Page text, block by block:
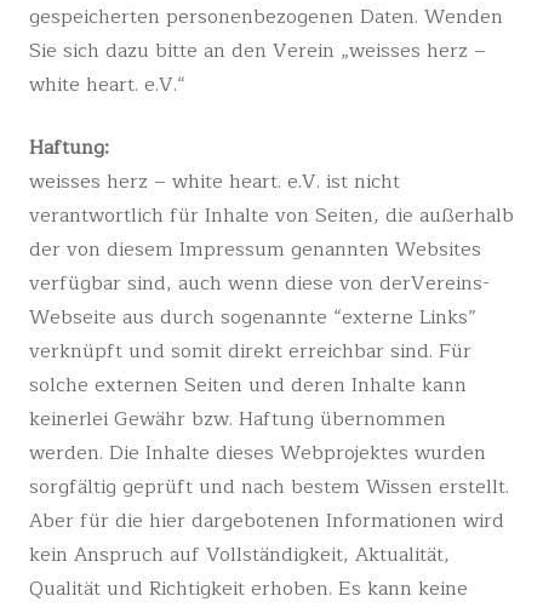
gespeicherten personenbezogenen Daten. Wenden
Sie sich dazu bitte an den Verein „weisses herz –
white heart. e.V.“
Haftung:
weisses herz – white heart. e.V. ist nicht
verantwortlich für Inhalte von Seiten, die außerhalb
der von diesem Impressum genannten Websites
verfügbar sind, auch wenn diese von derVereins-
Webseite aus durch sogenannte “externe Links”
verknüpft und somit direkt erreichbar sind. Für
solche externen Seiten und deren Inhalte kann
keinerlei Gewähr bzw. Haftung übernommen
werden. Die Inhalte dieses Webprojektes wurden
sorgfältig geprüft und nach bestem Wissen erstellt.
Aber für die hier dargebotenen Informationen wird
kein Anspruch auf Vollständigkeit, Aktualität,
Qualität und Richtigkeit erhoben. Es kann keine